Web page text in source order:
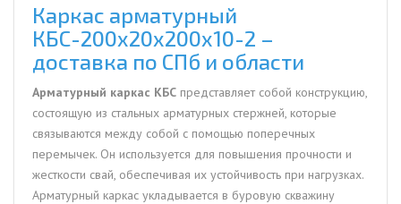
Каркас арматурный
КБС-200х20х200х10-2 –
доставка по СПб и области
Арматурный каркас КБС представляет собой конструкцию,
состоящую из стальных арматурных стержней, которые
связываются между собой с помощью поперечных
перемычек. Он используется для повышения прочности и
жесткости свай, обеспечивая их устойчивость при нагрузках.
Арматурный каркас укладывается в буровую скважину